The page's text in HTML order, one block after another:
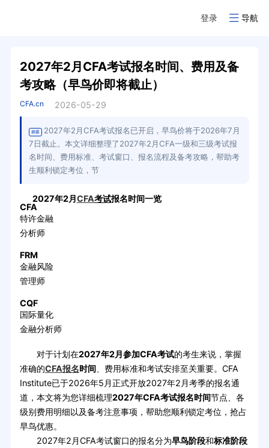
登录 导航
2027年2月CFA考试报名时间、费用及备
考攻略（早鸟价即将截止）
CFA.cn 2026-05-29
摘要
2027年2月CFA考试报名已开启，早鸟价将于2026年7月
7日截止。本文详细整理了2027年2月CFA一级和三级考试报
名时间、费用标准、考试窗口、报名流程及备考攻略，帮助考
生顺利锁定考位，节
2027年2月CFA考试报名时间一览
CFA
特许金融
分析师
FRM
金融风险
管理师
CQF
国际量化
金融分析师
对于计划在2027年2月参加CFA考试的考生来说，掌握
准确的CFA报名时间、费用标准和考试安排至关重要。CFA
Institute已于2026年5月正式开放2027年2月考季的报名通
道，本文将为您详细梳理2027年CFA考试报名时间节点、各
级别费用明细以及备考注意事项，帮助您顺利锁定考位，抢占
早鸟优惠。
2027年2月CFA考试窗口的报名分为早鸟阶段和标准阶段